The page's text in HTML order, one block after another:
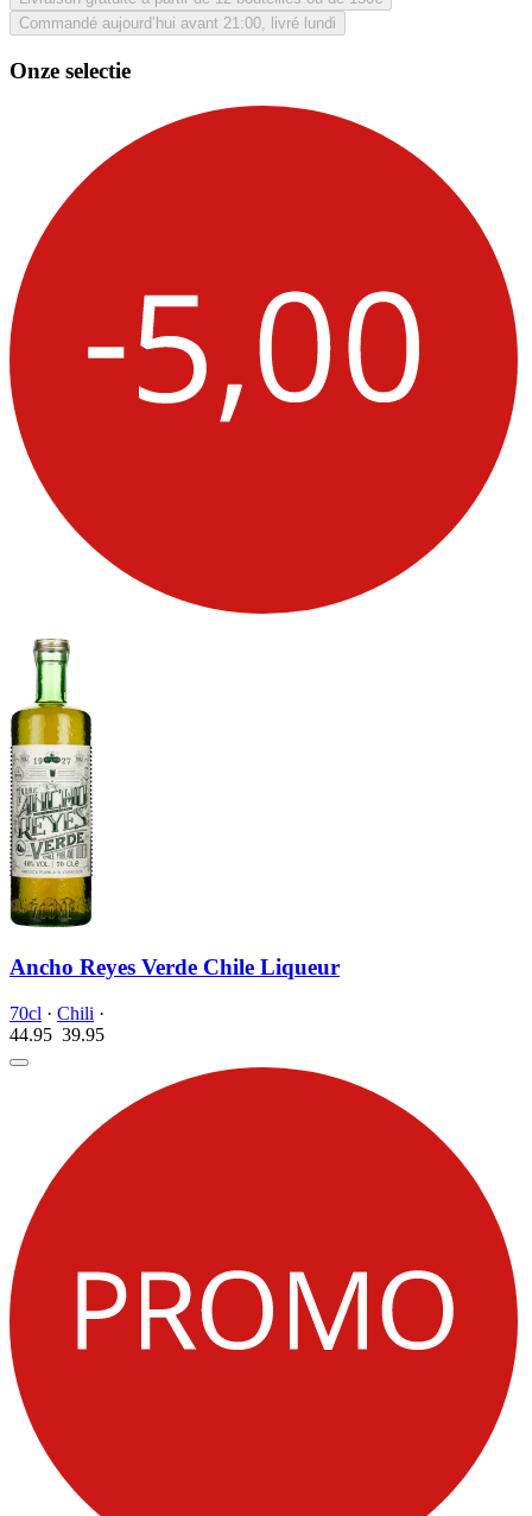
Commandé aujourd’hui avant 21:00, livré lundi
Onze selectie
Ancho Reyes Verde Chile Liqueur
70cl · Chili ·
44.95 39.95